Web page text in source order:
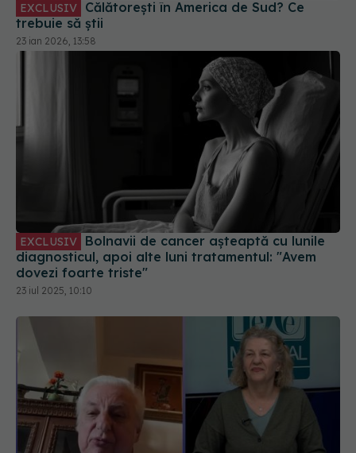
EXCLUSIV
trebuie să știi
23 ian 2026, 13:58
EXCLUSIV
diagnosticul, apoi alte luni tratamentul: "Avem
dovezi foarte triste"
23 iul 2025, 10:10